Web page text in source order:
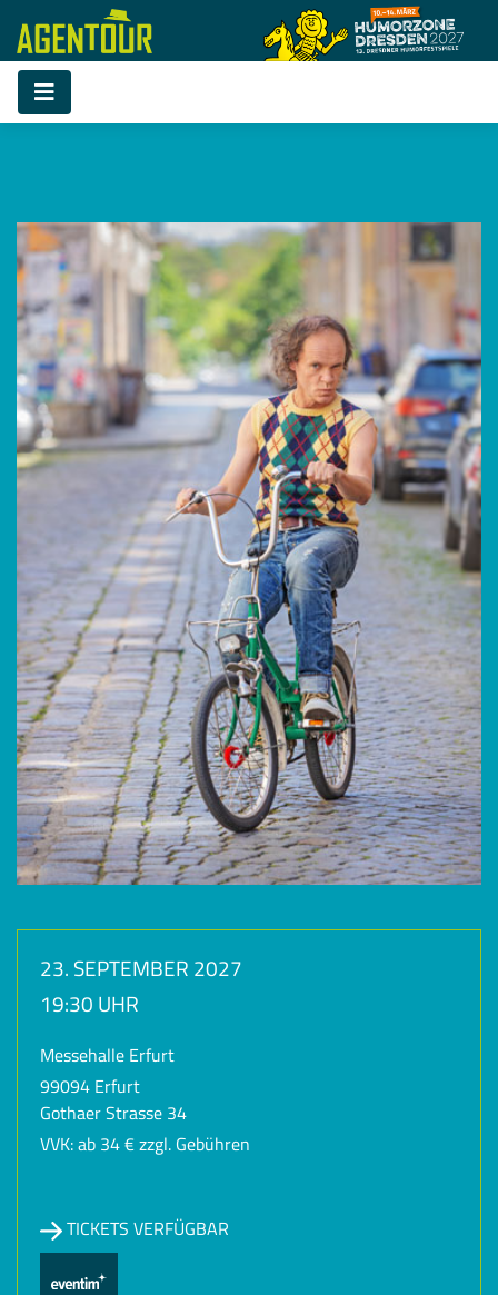
23. SEPTEMBER 2027
19:30 UHR
Messehalle Erfurt
99094 Erfurt
Gothaer Strasse 34
VVK: ab 34 € zzgl. Gebühren
TICKETS VERFÜGBAR